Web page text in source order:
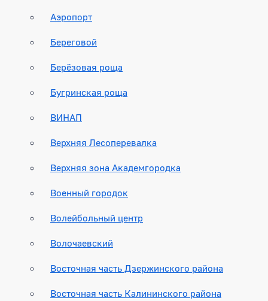
Аэропорт
Береговой
Берёзовая роща
Бугринская роща
ВИНАП
Верхняя Лесоперевалка
Верхняя зона Академгородка
Военный городок
Волейбольный центр
Волочаевский
Восточная часть Дзержинского района
Восточная часть Калининского района